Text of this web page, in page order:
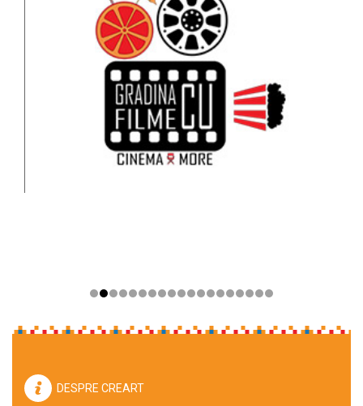
DESPRE CREART